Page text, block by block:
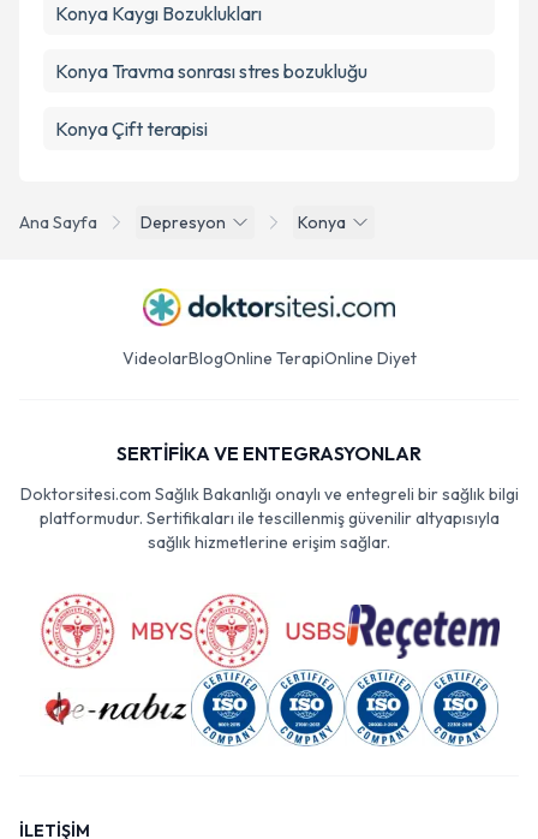
Ana Sayfa Depresyon Konya
Konya Kaygı Bozuklukları
Konya Travma sonrası stres bozukluğu
Konya Çift terapisi
VideolarBlogOnline TerapiOnline Diyet
SERTİFİKA VE ENTEGRASYONLAR
Doktorsitesi.com Sağlık Bakanlığı onaylı ve entegreli bir sağlık bilgi
platformudur. Sertifikaları ile tescillenmiş güvenilir altyapısıyla
sağlık hizmetlerine erişim sağlar.
İLETİŞİM